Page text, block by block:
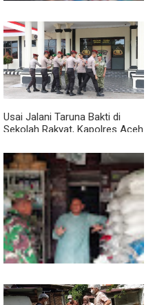
Babinsa Turun ke Pasar, Harga
dan Ketersediaan Sembako
Dipantau
Usai Jalani Taruna Bakti di
Sekolah Rakyat, Kapolres Aceh
Perwira Polri